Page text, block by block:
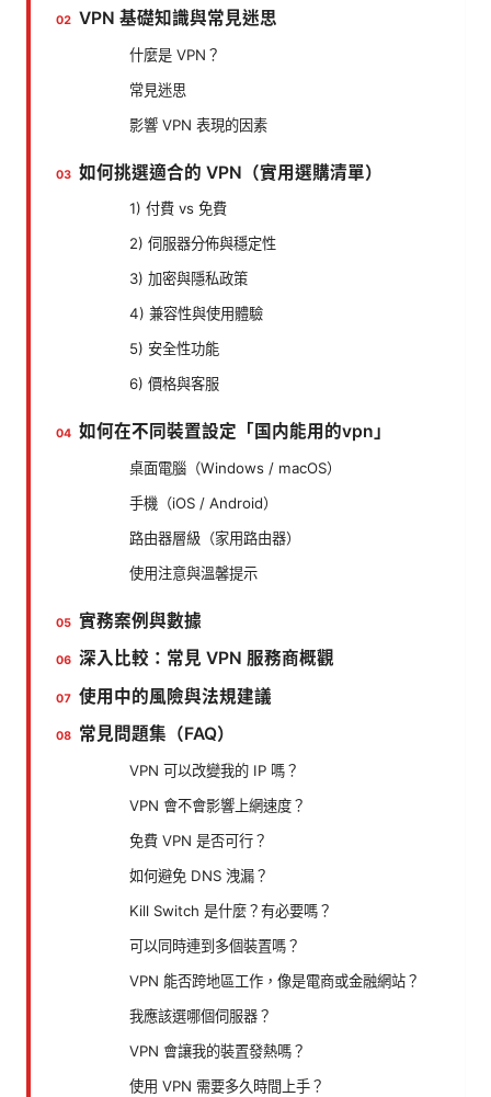
VPN 基礎知識與常見迷思
什麼是 VPN？
常見迷思
影響 VPN 表現的因素
如何挑選適合的 VPN（實用選購清單）
1) 付費 vs 免費
2) 伺服器分佈與穩定性
3) 加密與隱私政策
4) 兼容性與使用體驗
5) 安全性功能
6) 價格與客服
如何在不同裝置設定「国内能用的vpn」
桌面電腦（Windows / macOS）
手機（iOS / Android）
路由器層級（家用路由器）
使用注意與溫馨提示
實務案例與數據
深入比較：常見 VPN 服務商概觀
使用中的風險與法規建議
常見問題集（FAQ）
VPN 可以改變我的 IP 嗎？
VPN 會不會影響上網速度？
免費 VPN 是否可行？
如何避免 DNS 洩漏？
Kill Switch 是什麼？有必要嗎？
可以同時連到多個裝置嗎？
VPN 能否跨地區工作，像是電商或金融網站？
我應該選哪個伺服器？
VPN 會讓我的裝置發熱嗎？
使用 VPN 需要多久時間上手？